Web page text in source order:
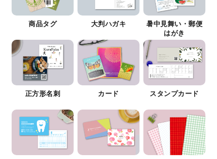
商品タグ 大判ハガキ
暑中見舞い・郵便
はがき
正方形名刺 カード スタンプカード